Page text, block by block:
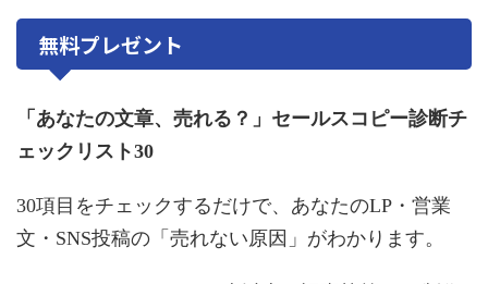
無料プレゼント
「あなたの文章、売れる？」セールスコピー診断チ
ェックリスト30
30項目をチェックするだけで、あなたのLP・営業
文・SNS投稿の「売れない原因」がわかります。